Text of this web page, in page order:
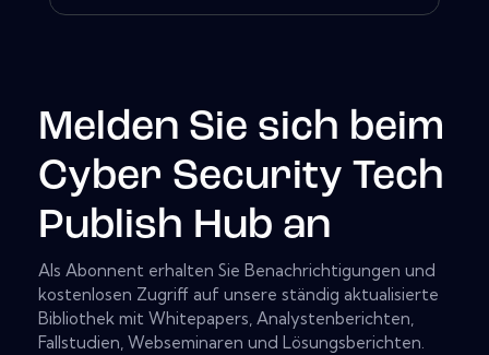
Melden Sie sich beim
Cyber Security Tech
Publish Hub an
Als Abonnent erhalten Sie Benachrichtigungen und
kostenlosen Zugriff auf unsere ständig aktualisierte
Bibliothek mit Whitepapers, Analystenberichten,
Fallstudien, Webseminaren und Lösungsberichten.